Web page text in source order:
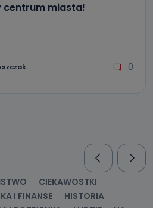
centrum miasta!
0
CIEKAWOSTKI
I FINANSE
HISTORIA